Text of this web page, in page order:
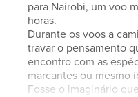
para Nairobi, um voo
horas.
Durante os voos a
travar o pensamento
encontro com as
marcantes ou mesmo
Fosse o imaginário